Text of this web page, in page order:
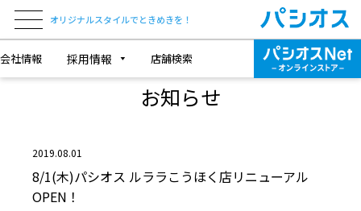
オリジナルスタイルでときめきを！
会社情報 採用情報 店舗検索
NEWS & TOPICS
お知らせ
2019.08.01
8/1(木)パシオス ルララこうほく店リニューアル
OPEN！